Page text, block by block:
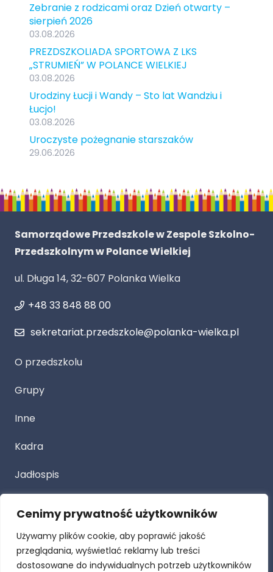
Cenimy prywatność użytkowników
Używamy plików cookie, aby poprawić jakość
przeglądania, wyświetlać reklamy lub treści
dostosowane do indywidualnych potrzeb użytkowników
Zebranie z rodzicami oraz Dzień otwarty –
sierpień 2026
03.08.2026
PREZDSZKOLIADA SPORTOWA Z LKS
„STRUMIEŃ” W POLANCE WIELKIEJ
03.08.2026
Urodziny Łucji i Wandy – Sto lat Wandziu i
Łucjo!
03.08.2026
Uroczyste pożegnanie starszaków
29.06.2026
Samorządowe Przedszkole w Zespole Szkolno-
Przedszkolnym w Polance Wielkiej
ul. Długa 14, 32-607 Polanka Wielka
+48 33 848 88 00
sekretariat.przedszkole@polanka-wielka.pl
O przedszkolu
Grupy
Inne
Kadra
Jadłospis
Przetarg
Dla Rodziców